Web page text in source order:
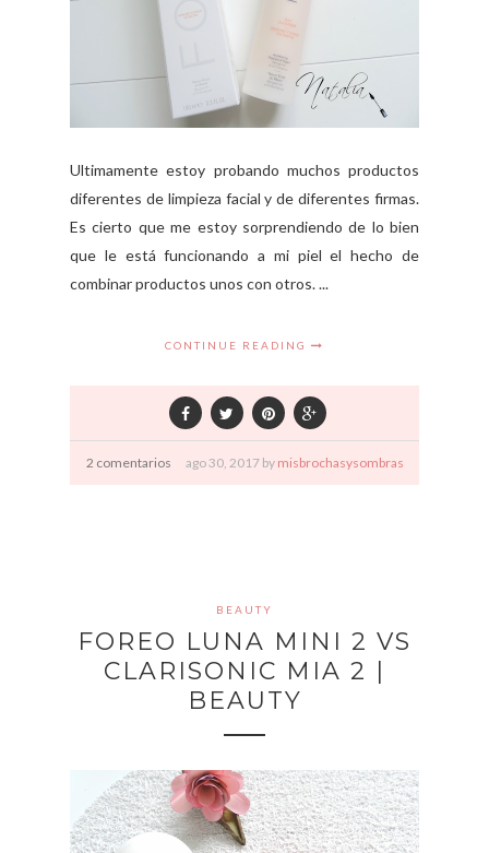
Ultimamente estoy probando muchos productos
diferentes de limpieza facial y de diferentes firmas.
Es cierto que me estoy sorprendiendo de lo bien
que le está funcionando a mi piel el hecho de
combinar productos unos con otros. ...
CONTINUE READING
2 comentarios ago30, 2017 by misbrochasysombras
BEAUTY
FOREO LUNA MINI 2 VS
CLARISONIC MIA 2 |
BEAUTY